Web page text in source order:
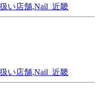
い店舗,Nail_近畿
い店舗,Nail_近畿